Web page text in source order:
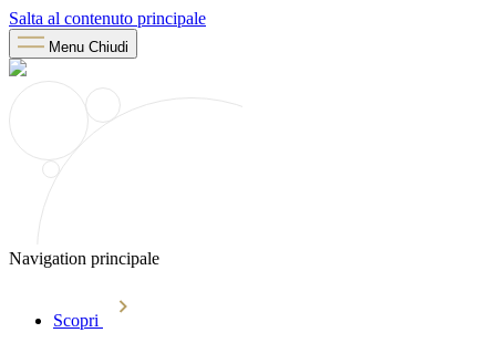
Salta al contenuto principale
Menu Chiudi
Navigation principale
Scopri